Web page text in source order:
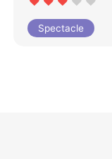
Spectacle